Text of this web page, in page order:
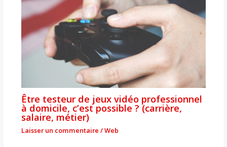
Être testeur de jeux vidéo professionnel
à domicile, c’est possible ? (carrière,
salaire, métier)
Laisser un commentaire /Web